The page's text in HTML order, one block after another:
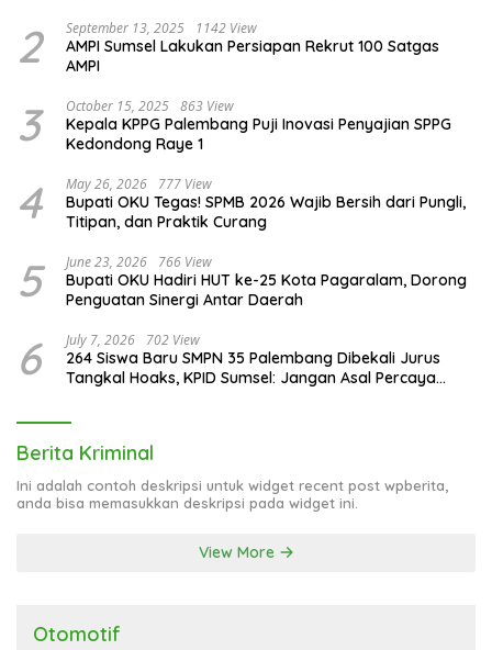
2 September 13, 2025 1142 View
AMPI Sumsel Lakukan Persiapan Rekrut 100 Satgas
AMPI
3 October 15, 2025 863 View
Kepala KPPG Palembang Puji Inovasi Penyajian SPPG
Kedondong Raye 1
4 May 26, 2026 777 View
Bupati OKU Tegas! SPMB 2026 Wajib Bersih dari Pungli,
Titipan, dan Praktik Curang
5 June 23, 2026 766 View
Bupati OKU Hadiri HUT ke-25 Kota Pagaralam, Dorong
Penguatan Sinergi Antar Daerah
6 July 7, 2026 702 View
264 Siswa Baru SMPN 35 Palembang Dibekali Jurus
Tangkal Hoaks, KPID Sumsel: Jangan Asal Percaya
Berita Kriminal
Ini adalah contoh deskripsi untuk widget recent post wpberita,
anda bisa memasukkan deskripsi pada widget ini.
View More
Otomotif